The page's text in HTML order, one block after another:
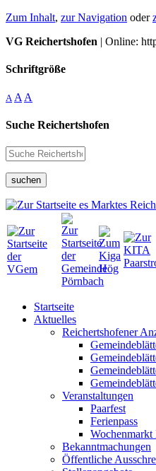
Zum Inhalt, zur Navigation oder
VG Reichertshofen | Online:
Schriftgröße
A A A
Suche Reichertshofen
suchen
Startseite
Aktuelles
Reichertshofener
Veranstaltungen
Paarfest
Ferienpass
Wochenmarkt
Bekanntmachungen
Öffentliche